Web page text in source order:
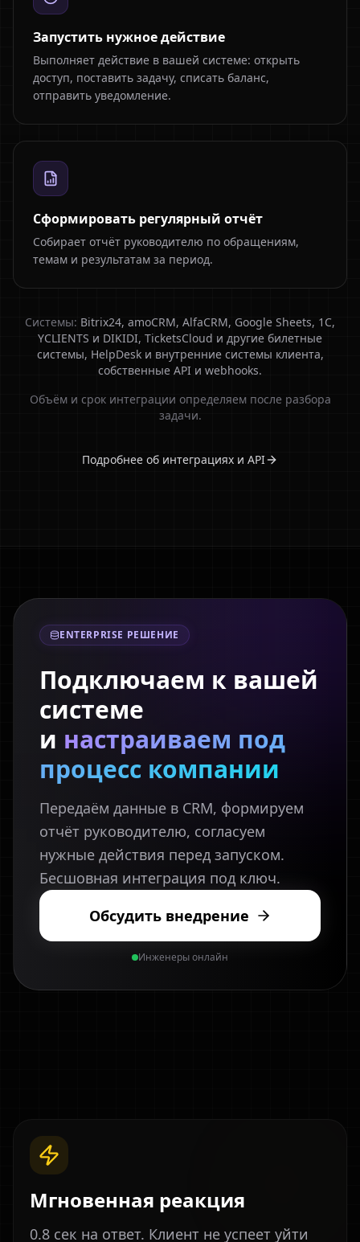
Запустить нужное действие
Выполняет действие в вашей системе: открыть
доступ, поставить задачу, списать баланс,
отправить уведомление.
Сформировать регулярный отчёт
Собирает отчёт руководителю по обращениям,
темам и результатам за период.
Системы: Bitrix24, amoCRM, AlfaCRM, Google Sheets, 1С,
YCLIENTS и DIKIDI, TicketsCloud и другие билетные
системы, HelpDesk и внутренние системы клиента,
собственные API и webhooks.
Объём и срок интеграции определяем после разбора
задачи.
Подробнее об интеграциях и API
ENTERPRISE РЕШЕНИЕ
Подключаем к вашей
системе
и настраиваем под
процесс компании
Передаём данные в CRM, формируем
отчёт руководителю, согласуем
нужные действия перед запуском.
Бесшовная интеграция под ключ.
Обсудить внедрение
Инженеры онлайн
Мгновенная реакция
0.8 сек на ответ. Клиент не успеет уйти